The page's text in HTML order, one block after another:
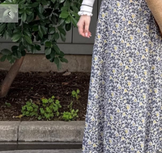
前の画像